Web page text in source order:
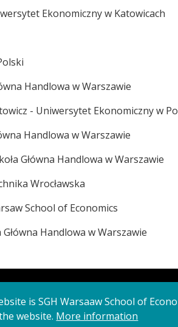
Ekonomiczny w Katowicach
Handlowa w Warszawie
- Uniwersytet Ekonomiczny w
Handlowa w Warszawie
Główna Handlowa w Warszawie
Wrocławska
School of Economics
Handlowa w Warszawie
is SGH Warsaaw School of
website. More information